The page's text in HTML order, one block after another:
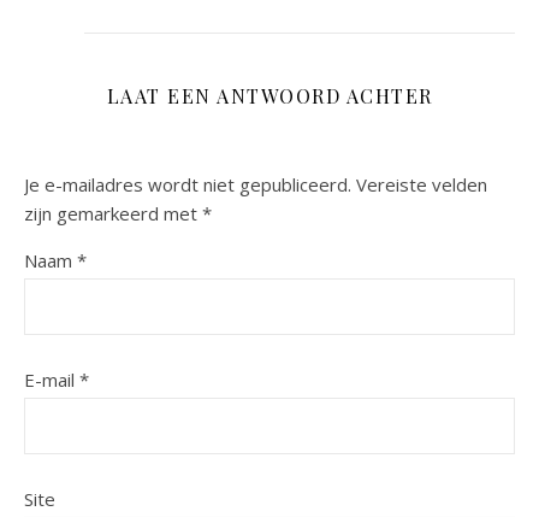
LAAT EEN ANTWOORD ACHTER
Je e-mailadres wordt niet gepubliceerd. Vereiste velden
zijn gemarkeerd met *
Naam *
E-mail *
Site